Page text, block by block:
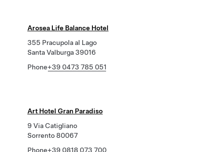
Arosea Life Balance Hotel
355 Pracupola al Lago
Santa Valburga 39016
Phone+39 0473 785 051
Art Hotel Gran Paradiso
9 Via Catigliano
Sorrento 80067
Phone+39 0818 073 700